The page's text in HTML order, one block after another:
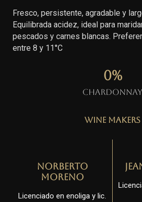
Fresco, persistente, agradable y
Equilibrada acidez, ideal para
pescados y carnes blancas.
entre 8 y 11°C
Chardonnay
0%
Wine Makers
Norberto
Moreno
Licenciado en enoliga y lic.